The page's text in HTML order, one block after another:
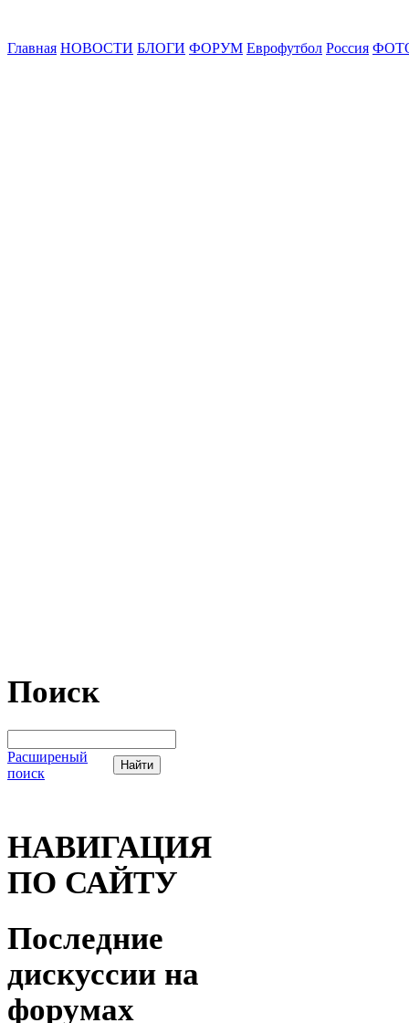
Главная НОВОСТИ БЛОГИ ФОРУМ Еврофутбол Россия
Поиск
Расширеный
поиск
НАВИГАЦИЯ
ПО САЙТУ
Последние
дискуссии на
форумах